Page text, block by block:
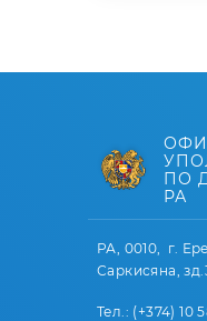
ПО
РА
РА, 0010, г.
Саркисяна,
Тел.: (+374) 10